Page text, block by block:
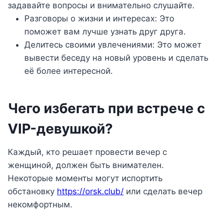
задавайте вопросы и внимательно слушайте.
Разговоры о жизни и интересах: Это
поможет вам лучше узнать друг друга.
Делитесь своими увлечениями: Это может
вывести беседу на новый уровень и сделать
её более интересной.
Чего избегать при встрече с
VIP-девушкой?
Каждый, кто решает провести вечер с
женщиной, должен быть внимателен.
Некоторые моменты могут испортить
обстановку https://orsk.club/ или сделать вечер
некомфортным.